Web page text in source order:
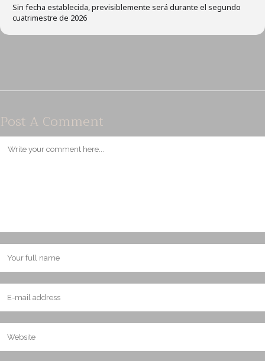
Sin fecha establecida, previsiblemente será durante el segundo
cuatrimestre de 2026
Post A Comment